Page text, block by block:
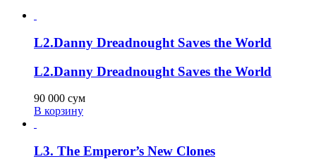
L2.Danny Dreadnought Saves the World
L2.Danny Dreadnought Saves the World
90 000 сум
В корзину
L3. The Emperor’s New Clones